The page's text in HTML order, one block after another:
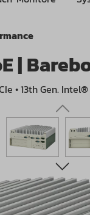
|
• 13th Gen.